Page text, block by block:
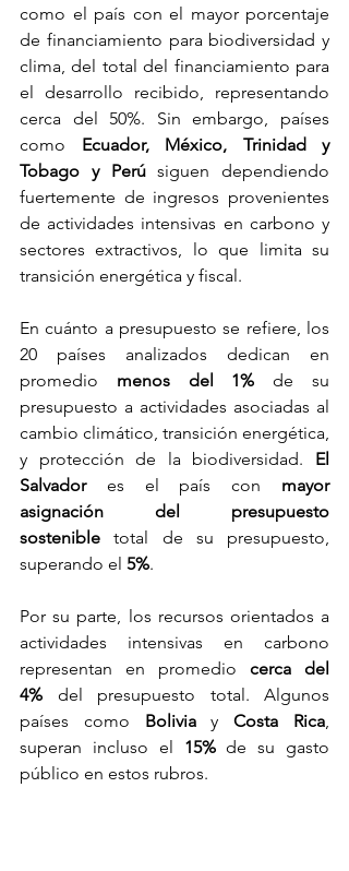
como el país con el mayor porcentaje
de financiamiento para biodiversidad y
clima, del total del financiamiento para
el desarrollo recibido, representando
cerca del 50%. Sin embargo, países
como Ecuador, México, Trinidad y
Tobago y Perú siguen dependiendo
fuertemente de ingresos provenientes
de actividades intensivas en carbono y
sectores extractivos, lo que limita su
transición energética y fiscal.
En cuánto a presupuesto se refiere, los
20 países analizados dedican en
promedio menos del 1% de su
presupuesto a actividades asociadas al
cambio climático, transición energética,
y protección de la biodiversidad. El
Salvador es el país con mayor
asignación del presupuesto
sostenible total de su presupuesto,
superando el 5%.
Por su parte, los recursos orientados a
actividades intensivas en carbono
representan en promedio cerca del
4% del presupuesto total. Algunos
países como Bolivia y Costa Rica,
superan incluso el 15% de su gasto
público en estos rubros.